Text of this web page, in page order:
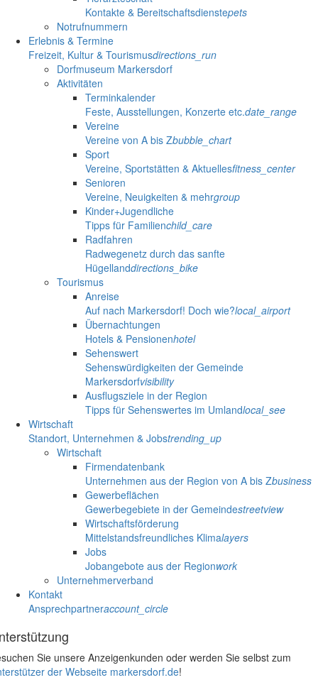
Kontakte & Bereitschaftsdienstepets
Notrufnummern
Erlebnis & Termine
Freizeit, Kultur & Tourismusdirections_run
Dorfmuseum Markersdorf
Aktivitäten
Terminkalender
Feste, Ausstellungen, Konzerte etc.date_range
Vereine
Vereine von A bis Zbubble_chart
Sport
Vereine, Sportstätten & Aktuellesfitness_center
Senioren
Vereine, Neuigkeiten & mehrgroup
Kinder+Jugendliche
Tipps für Familienchild_care
Radfahren
Radwegenetz durch das sanfte
Hügellanddirections_bike
Tourismus
Anreise
Auf nach Markersdorf! Doch wie?local_airport
Übernachtungen
Hotels & Pensionenhotel
Sehenswert
Sehenswürdigkeiten der Gemeinde
Markersdorfvisibility
Ausflugsziele in der Region
Tipps für Sehenswertes im Umlandlocal_see
Wirtschaft
Standort, Unternehmen & Jobstrending_up
Wirtschaft
Firmendatenbank
Unternehmen aus der Region von A bis Zbusiness
Gewerbeflächen
Gewerbegebiete in der Gemeindestreetview
Wirtschaftsförderung
Mittelstandsfreundliches Klimalayers
Jobs
Jobangebote aus der Regionwork
Unternehmerverband
Kontakt
Ansprechpartneraccount_circle
Sie unsere Anzeigenkunden oder werden Sie selbst zum
der Webseite markersdorf.de!